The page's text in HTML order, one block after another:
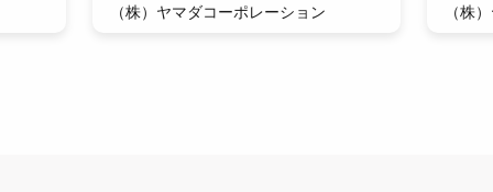
（株）ヤマダコーポレーション
（株